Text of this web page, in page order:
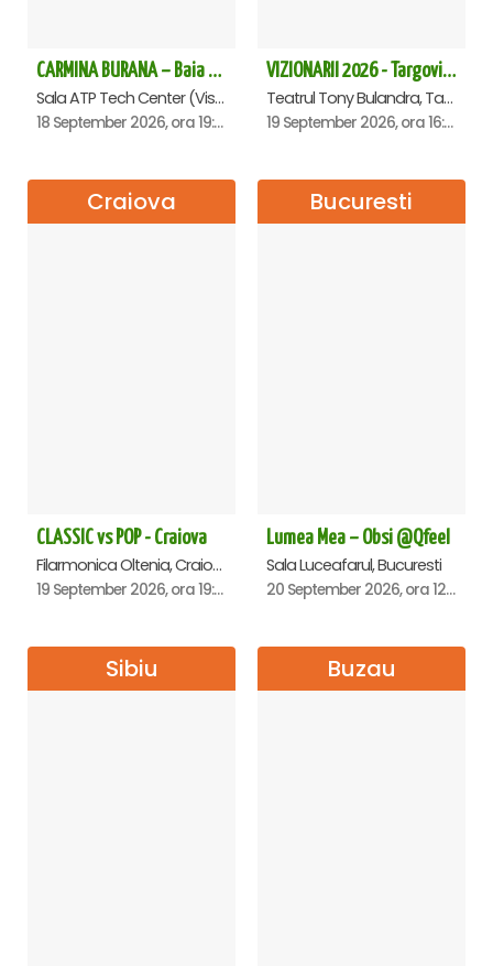
CARMINA BURANA – Baia Mare
Sala ATP Tech Center (Vis a vis de Auchan), Baia-Mare
18 September 2026, ora 19:00
VIZIONARII 2026 - Targoviste
Teatrul Tony Bulandra, Targoviste
19 September 2026, ora 16:00
Craiova
CLASSIC vs POP - Craiova
Filarmonica Oltenia, Craiova
19 September 2026, ora 19:00
Bucuresti
Lumea Mea – Obsi @Qfeel
Sala Luceafarul, Bucuresti
20 September 2026, ora 12:30
Sibiu Buzau